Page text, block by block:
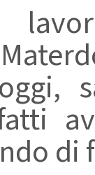
di